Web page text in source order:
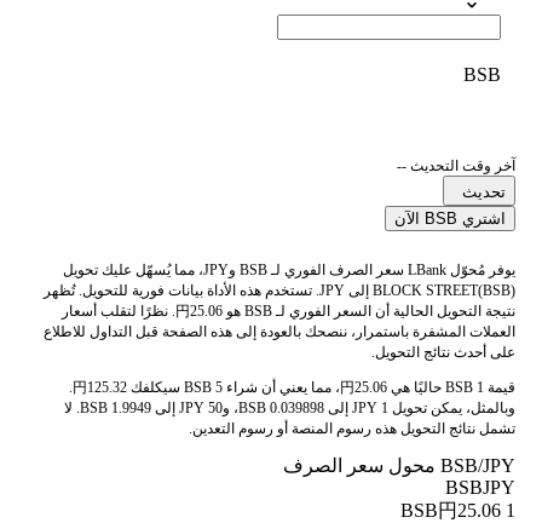
BSB
آخر وقت التحديث --
تحديث
اشتري BSB الآن
يوفر مُحوّل LBank سعر الصرف الفوري لـ BSB وJPY، مما يُسهّل عليك تحويل
BLOCK STREET(BSB) إلى JPY. تستخدم هذه الأداة بيانات فورية للتحويل. تُظهر
نتيجة التحويل الحالية أن السعر الفوري لـ BSB هو 円25.06. نظرًا لتقلب أسعار
العملات المشفرة باستمرار، ننصحك بالعودة إلى هذه الصفحة قبل التداول للاطلاع
على أحدث نتائج التحويل.
قيمة 1 BSB حاليًا هي 円25.06، مما يعني أن شراء 5 BSB سيكلفك 円125.32.
وبالمثل، يمكن تحويل 1 JPY إلى 0.039898 BSB، و50 JPY إلى 1.9949 BSB. لا
تشمل نتائج التحويل هذه رسوم المنصة أو رسوم التعدين.
BSB/JPY محول سعر الصرف
BSBJPY
1 BSB
円25.06